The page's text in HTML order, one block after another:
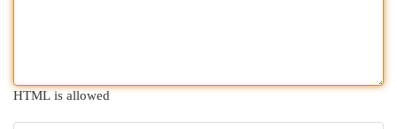
HTML is allowed